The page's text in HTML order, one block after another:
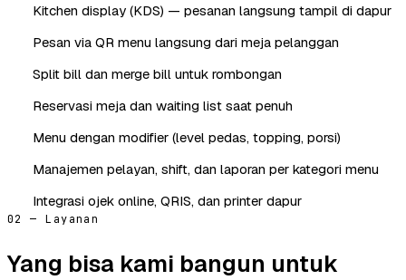
Kitchen display (KDS) — pesanan langsung tampil di dapur
Pesan via QR menu langsung dari meja pelanggan
Split bill dan merge bill untuk rombongan
Reservasi meja dan waiting list saat penuh
Menu dengan modifier (level pedas, topping, porsi)
Manajemen pelayan, shift, dan laporan per kategori menu
Integrasi ojek online, QRIS, dan printer dapur
02 — Layanan
Yang bisa kami bangun untuk